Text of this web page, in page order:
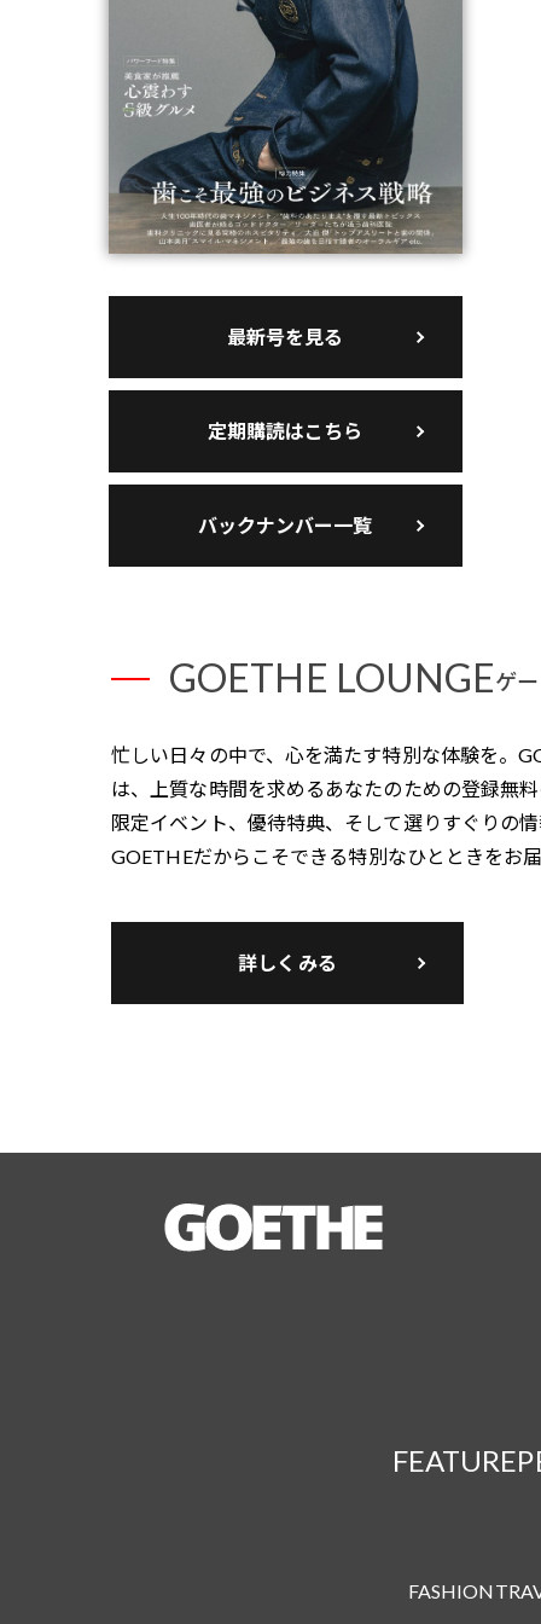
最新号を見る
定期購読はこちら
バックナンバー一覧
GOETHE LOUNGEゲ
忙しい日々の中で、心を満たす特別な体験を。
は、上質な時間を求めるあなたのための登録無
限定イベント、優待特典、そして選りすぐりの
GOETHEだからこそできる特別なひとときをお
詳しくみる
FEATURE
FASHION